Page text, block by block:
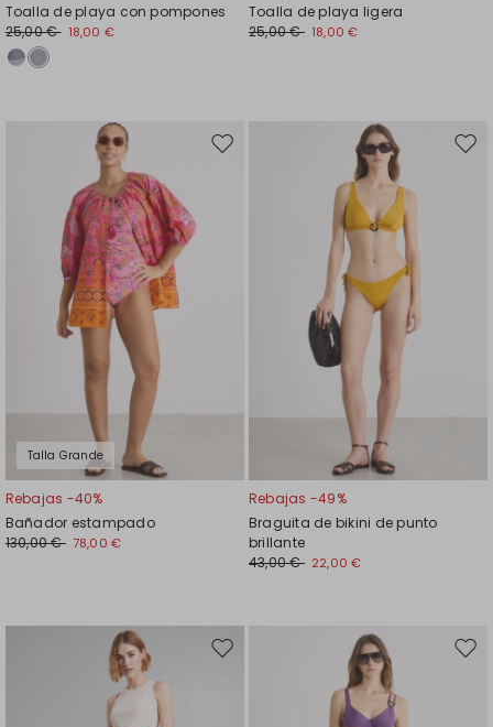
Toalla de playa con pompones
25,00 € 18,00 €
Toalla de playa ligera
25,00 € 18,00 €
Talla Grande
Mover
Rebajas -40%
Bañador estampado
130,00 € 78,00 €
Rebajas -49%
Braguita de bikini de punto
brillante
43,00 € 22,00 €
Mover